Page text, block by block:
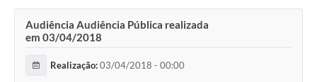
Audiência Audiência Pública realizada
em 03/04/2018
Realização:03/04/2018 - 00:00